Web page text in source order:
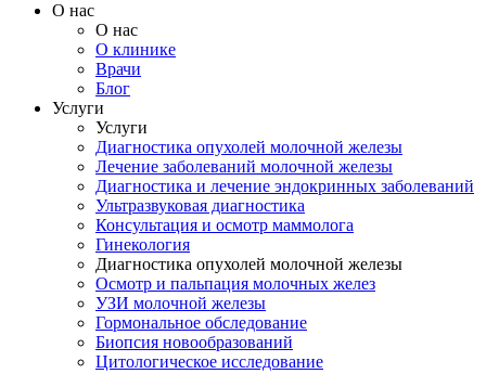
О нас
О нас
О клинике
Врачи
Блог
Услуги
Услуги
Диагностика опухолей молочной железы
Лечение заболеваний молочной железы
Диагностика и лечение эндокринных заболеваний
Ультразвуковая диагностика
Консультация и осмотр маммолога
Гинекология
Диагностика опухолей молочной железы
Осмотр и пальпация молочных желез
УЗИ молочной железы
Гормональное обследование
Биопсия новообразований
Цитологическое исследование